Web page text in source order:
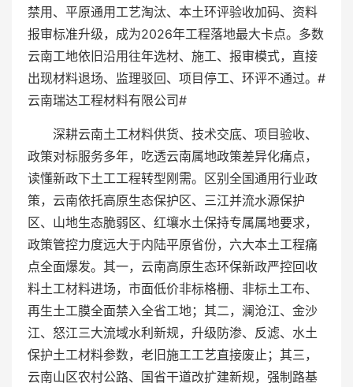
禁用、平原通用工艺淘汰、本土环评验收加码、资料
报审标准升级，成为2026年工程落地最大卡点。多数
云南工地依旧沿用往年选材、施工、报审模式，直接
出现材料退场、监理驳回、项目停工、环评不通过。#
云南瑞达工程材料有限公司#
深耕云南土工材料供货、技术交底、项目验收、
政策对标服务多年，吃透云南属地政策差异化痛点，
读懂新政下土工工程转型刚需。区别全国通用行业政
策，云南依托高原生态保护区、三江并流水源保护
区、山地生态脆弱区、红壤水土保持专属属地要求，
政策管控力度远大于内陆平原省份，六大本土工程痛
点全面爆发。其一，云南高原生态环保新政严控回收
料土工材料进场，市面低价非标格栅、非标土工布、
再生土工膜全面禁入全省工地；其二，澜沧江、金沙
江、怒江三大流域水利新规，升级防渗、反滤、水土
保护土工材料参数，老旧施工工艺直接废止；其三，
云南山区农村公路、国省干道改扩建新规，强制路基